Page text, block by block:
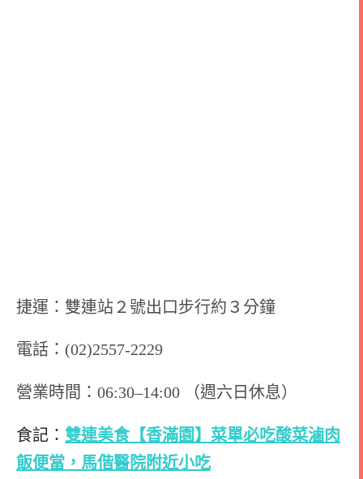
捷運：雙連站２號出口步行約３分鐘
電話：(02)2557-2229
營業時間： 06:30–14:00 （週六日休息）
食記： 雙連美食【香滿園】菜單必吃酸菜滷肉
飯便當，馬偕醫院附近小吃